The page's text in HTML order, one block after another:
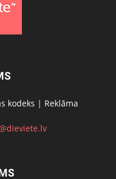
kodeks | Reklāma